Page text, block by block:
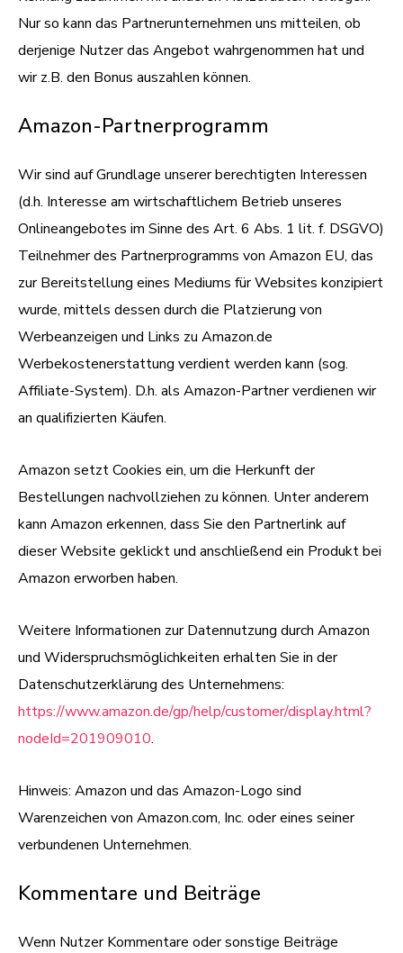
Nur so kann das Partnerunternehmen uns mitteilen, ob
derjenige Nutzer das Angebot wahrgenommen hat und
wir z.B. den Bonus auszahlen können.
Amazon-Partnerprogramm
Wir sind auf Grundlage unserer berechtigten Interessen
(d.h. Interesse am wirtschaftlichem Betrieb unseres
Onlineangebotes im Sinne des Art. 6 Abs. 1 lit. f. DSGVO)
Teilnehmer des Partnerprogramms von Amazon EU, das
zur Bereitstellung eines Mediums für Websites konzipiert
wurde, mittels dessen durch die Platzierung von
Werbeanzeigen und Links zu Amazon.de
Werbekostenerstattung verdient werden kann (sog.
Affiliate-System). D.h. als Amazon-Partner verdienen wir
an qualifizierten Käufen.
Amazon setzt Cookies ein, um die Herkunft der
Bestellungen nachvollziehen zu können. Unter anderem
kann Amazon erkennen, dass Sie den Partnerlink auf
dieser Website geklickt und anschließend ein Produkt bei
Amazon erworben haben.
Weitere Informationen zur Datennutzung durch Amazon
und Widerspruchsmöglichkeiten erhalten Sie in der
Datenschutzerklärung des Unternehmens:
https://www.amazon.de/gp/help/customer/display.html?
nodeId=201909010.
Hinweis: Amazon und das Amazon-Logo sind
Warenzeichen von Amazon.com, Inc. oder eines seiner
verbundenen Unternehmen.
Kommentare und Beiträge
Wenn Nutzer Kommentare oder sonstige Beiträge